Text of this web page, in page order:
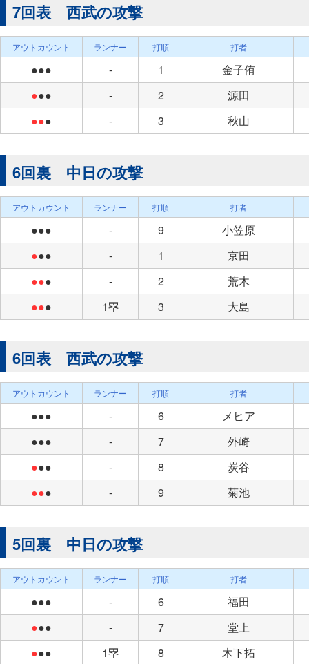
7回表 西武の攻撃
アウトカウント ランナー 打順 打者
●●● - 1
金子侑
●●● - 2
源田
●●● - 3 秋山
6回裏 中日の攻撃
アウトカウント ランナー 打順 打者
●●● - 9
小笠原
●●● - 1
京田
●●● - 2
荒木
●●● 1塁 3 大島
6回表 西武の攻撃
アウトカウント ランナー 打順 打者
●●● - 6
メヒア
●●●
- 7
外崎
●●● - 8
炭谷
●●● - 9 菊池
5回裏 中日の攻撃
アウトカウント ランナー 打順 打者
●●● - 6
福田
●●● - 7
堂上
●●● 1塁 8 木下拓